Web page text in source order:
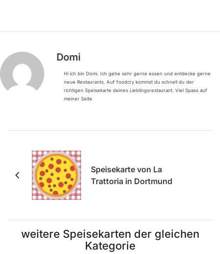
Domi
Hi ich bin Domi. Ich gehe sehr gerne essen und entdecke gerne
neue Restaurants. Auf foodcry kommst du schnell du der
richtigen Speisekarte deines Lieblingsrestaurant. Viel Spass auf
meiner Seite
Speisekarte von La
Trattoria in Dortmund
weitere Speisekarten der gleichen
Kategorie